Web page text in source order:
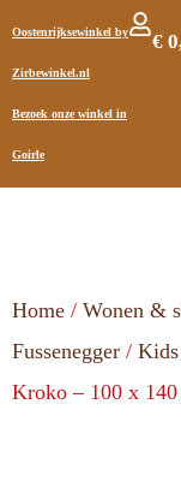
Oostenrijksewinkel by
Zirbewinkel.nl
Bezoek onze winkel in
Goirle
€
Home / Wonen &
Fussenegger /
Kroko – 100 x